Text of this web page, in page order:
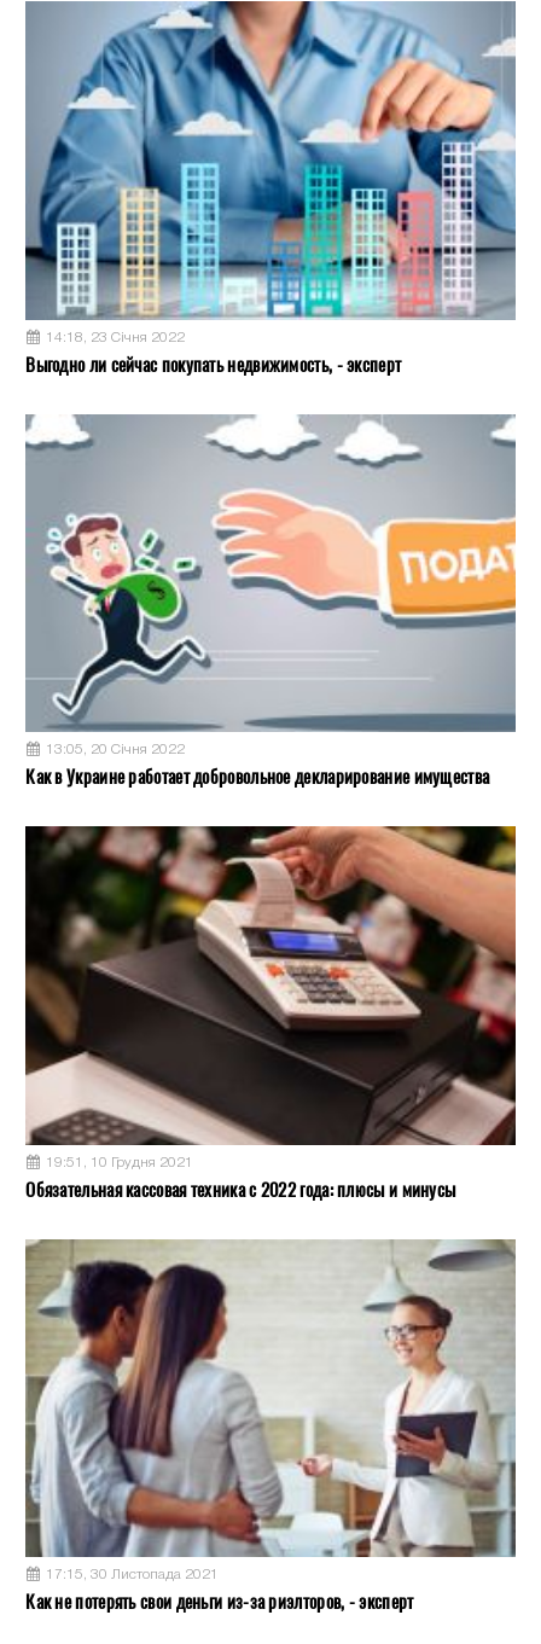
14:18, 23 Січня 2022
Выгодно ли сейчас покупать недвижимость, - эксперт
13:05, 20 Січня 2022
Как в Украине работает добровольное декларирование имущества
19:51, 10 Грудня 2021
Обязательная кассовая техника с 2022 года: плюсы и минусы
17:15, 30 Листопада 2021
Как не потерять свои деньги из-за риэлторов, - эксперт